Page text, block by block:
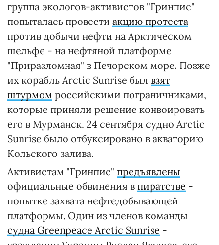
группа экологов-активистов "Гринпис"
попыталась провести акцию протеста
против добычи нефти на Арктическом
шельфе - на нефтяной платформе
"Приразломная" в Печорском море. Позже
их корабль Arctic Sunrise был взят
штурмом российскими пограничниками,
которые приняли решение конвоировать
его в Мурманск. 24 сентября судно Arctic
Sunrise было отбуксировано в акваторию
Кольского залива.
Активистам "Гринпис" предъявлены
официальные обвинения в пиратстве -
попытке захвата нефтедобывающей
платформы. Один из членов команды
судна Greenpeace Arctic Sunrise -